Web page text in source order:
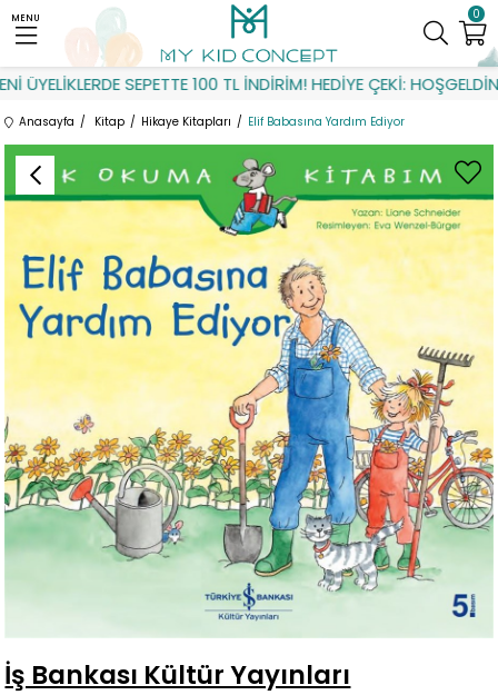
SEPETTE 100 TL İNDİRİM! HEDİYE ÇEKİ: HOŞGELDİN
0
MENU
Anasayfa Kitap Hikaye Kitapları Elif Babasına Yardım Ediyor
İş Bankası Kültür Yayınları